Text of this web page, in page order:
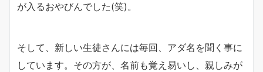
が入るおやびんでした(笑)。
そして、新しい生徒さんには毎回、アダ名を聞く事に
しています。その方が、名前も覚え易いし、親しみが